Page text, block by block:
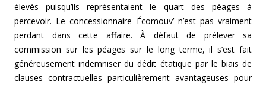
élevés puisqu’ils représentaient le quart des péages à
percevoir. Le concessionnaire Écomouv’ n’est pas vraiment
perdant dans cette affaire. À défaut de prélever sa
commission sur les péages sur le long terme, il s’est fait
généreusement indemniser du dédit étatique par le biais de
clauses contractuelles particulièrement avantageuses pour